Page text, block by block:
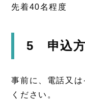
先着40名程度
5 申込
事前に、電話又
ください。